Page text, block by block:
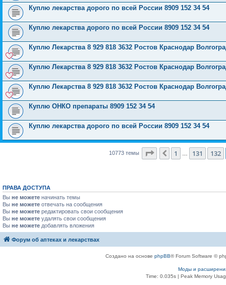
Куплю лекарства дорого по всей России 8909 152 34 54
Куплю лекарства дорого по всей России 8909 152 34 54
Куплю Лекарства 8 929 818 3632 Ростов Краснодар
Куплю Лекарства 8 929 818 3632 Ростов Краснодар
Куплю Лекарства 8 929 818 3632 Ростов Краснодар
Куплю ОНКО препараты 8909 152 34 54
Куплю лекарства дорого по всей России 8909 152 34 54
10773 темы Страница 133из 431
Пред.
1 131 132
ПРАВА ДОСТУПА
Вы не можете начинать темы
Вы не можете отвечать на сообщения
Вы не можете редактировать свои сообщения
Вы не можете удалять свои сообщения
Вы не можете добавлять вложения
Форум об аптеках и лекарствах
Создано на основе phpBB® Forum Software ©
Моды и
Time: 0.035s| Peak Memory